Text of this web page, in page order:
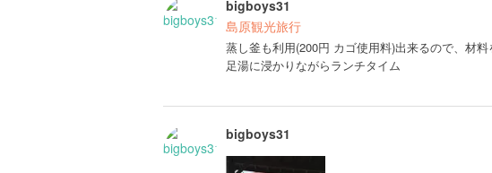
bigboys31
島原観光旅行
蒸し釜も利用(200円 カゴ使用料)出来るので、材料
足湯に浸かりながらランチタイム
bigboys31